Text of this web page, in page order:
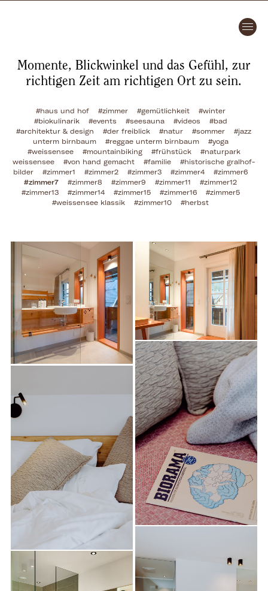
Momente, Blickwinkel und das Gefühl, zur
richtigen Zeit am richtigen Ort zu sein.
#haus und hof #zimmer #gemütlichkeit
#winter
#biokulinarik
#events #seesauna #videos
#bad
#architektur & design
#der freiblick #natur #sommer
#jazz
unterm birnbaum
#reggae unterm birnbaum
#yoga
#weissensee
#mountainbiking #frühstück
#naturpark
weissensee
#von hand gemacht #familie
#historische gralhof-
bilder
#zimmer1 #zimmer2 #zimmer3 #zimmer4
#zimmer6
#zimmer7
#zimmer8 #zimmer9 #zimmer11
#zimmer12
#zimmer13
#zimmer14 #zimmer15 #zimmer16
#zimmer5
#weissensee klassik
#zimmer10 #herbst